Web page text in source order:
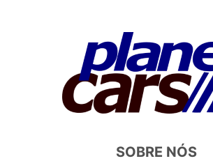
SOBRE NÓS